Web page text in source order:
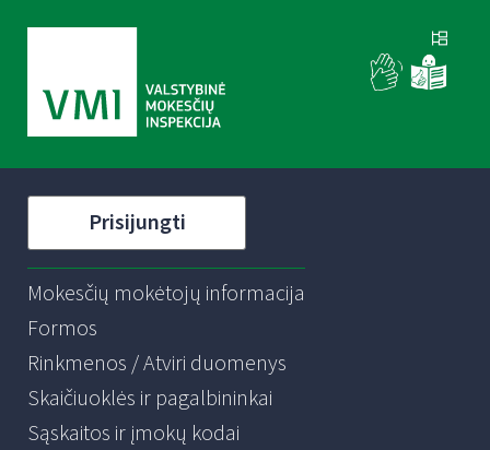
Prisijungti
Mokesčių mokėtojų informacija
Formos
Rinkmenos / Atviri duomenys
Skaičiuoklės ir pagalbininkai
Sąskaitos ir įmokų kodai